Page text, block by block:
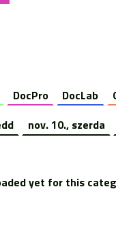
DocPro DocLab
nov. 10., szerda
yet for this